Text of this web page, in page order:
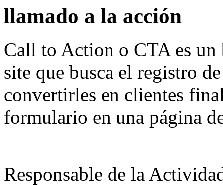
llamado a la acción
Call to Action o CTA es un
site que busca el registro
convertirles en clientes
formulario en una página
Responsable de la